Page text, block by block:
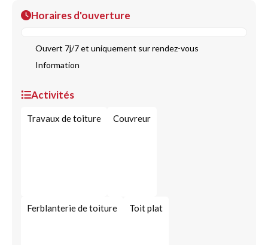
Horaires d'ouverture
Ouvert 7j/7 et uniquement sur rendez-vous
Information
Activités
Travaux de toiture Couvreur
Ferblanterie de toiture Toit plat